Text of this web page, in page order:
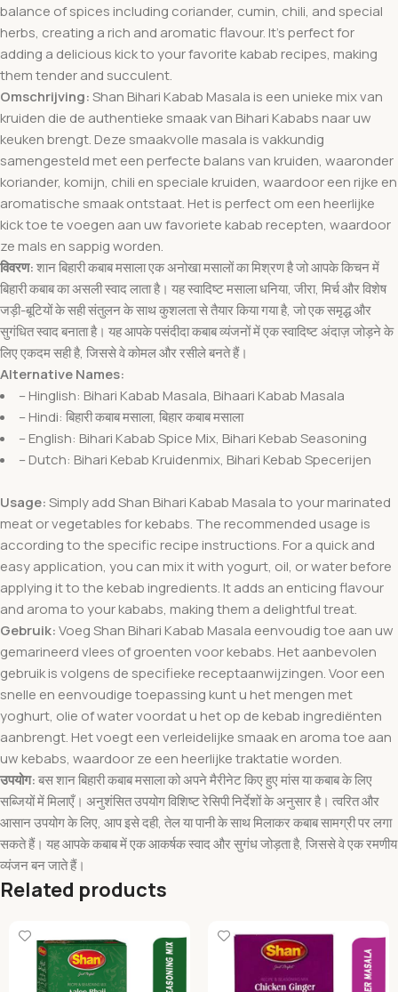
balance of spices including coriander, cumin, chili, and special
herbs, creating a rich and aromatic flavour. It’s perfect for
adding a delicious kick to your favorite kabab recipes, making
them tender and succulent.
Omschrijving:Shan Bihari Kabab Masala is een unieke mix van
kruiden die de authentieke smaak van Bihari Kababs naar uw
keuken brengt. Deze smaakvolle masala is vakkundig
samengesteld met een perfecte balans van kruiden, waaronder
koriander, komijn, chili en speciale kruiden, waardoor een rijke en
aromatische smaak ontstaat. Het is perfect om een heerlijke
kick toe te voegen aan uw favoriete kabab recepten, waardoor
ze mals en sappig worden.
विवरण:शान बिहारी कबाब मसाला एक अनोखा मसालों का मिश्रण है जो आपके किचन में
बिहारी कबाब का असली स्वाद लाता है। यह स्वादिष्ट मसाला धनिया, जीरा, मिर्च और विशेष
जड़ी-बूटियों के सही संतुलन के साथ कुशलता से तैयार किया गया है, जो एक समृद्ध और
सुगंधित स्वाद बनाता है। यह आपके पसंदीदा कबाब व्यंजनों में एक स्वादिष्ट अंदाज़ जोड़ने के
लिए एकदम सही है, जिससे वे कोमल और रसीले बनते हैं।
Alternative Names:
– Hinglish: Bihari Kabab Masala, Bihaari Kabab Masala
– Hindi: बिहारी कबाब मसाला, बिहार कबाब मसाला
– English: Bihari Kabab Spice Mix, Bihari Kebab Seasoning
– Dutch: Bihari Kebab Kruidenmix, Bihari Kebab Specerijen
Usage:Simply add Shan Bihari Kabab Masala to your marinated
meat or vegetables for kebabs. The recommended usage is
according to the specific recipe instructions. For a quick and
easy application, you can mix it with yogurt, oil, or water before
applying it to the kebab ingredients. It adds an enticing flavour
and aroma to your kababs, making them a delightful treat.
Gebruik:Voeg Shan Bihari Kabab Masala eenvoudig toe aan uw
gemarineerd vlees of groenten voor kebabs. Het aanbevolen
gebruik is volgens de specifieke receptaanwijzingen. Voor een
snelle en eenvoudige toepassing kunt u het mengen met
yoghurt, olie of water voordat u het op de kebab ingrediënten
aanbrengt. Het voegt een verleidelijke smaak en aroma toe aan
uw kebabs, waardoor ze een heerlijke traktatie worden.
उपयोग:बस शान बिहारी कबाब मसाला को अपने मैरीनेट किए हुए मांस या कबाब के लिए
सब्जियों में मिलाएँ। अनुशंसित उपयोग विशिष्ट रेसिपी निर्देशों के अनुसार है। त्वरित और
आसान उपयोग के लिए, आप इसे दही, तेल या पानी के साथ मिलाकर कबाब सामग्री पर लगा
सकते हैं। यह आपके कबाब में एक आकर्षक स्वाद और सुगंध जोड़ता है, जिससे वे एक रमणीय
व्यंजन बन जाते हैं।
Related products